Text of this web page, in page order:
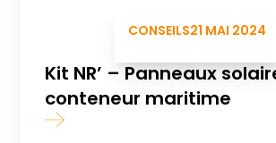
CONSEILS21 MAI 2024
Kit NR’ – Panneaux
conteneur maritime